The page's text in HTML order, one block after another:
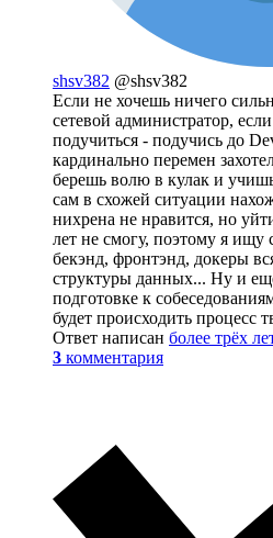
shsv382 @shsv382
Если не хочешь ничего
сетевой администратор,
подучиться - подучись до
кардинально перемен
берешь волю в кулак и
сам в схожей ситуации
нихрена не нравится, но
лет не смогу, поэтому я ищу
бекэнд, фронтэнд, докеры
структуры данных... Ну и
подготовке к
будет происходить процесс
Ответ написан более трёх
3 комментария